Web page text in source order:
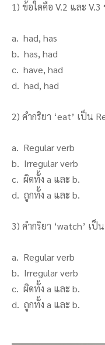
1) ข้อใดคือ V.2 และ V.3
a. had, has
b. has, had
c. have, had
d. had, had
2) คำกริยา ‘eat’ เป็น
a. Regular verb
b. Irregular verb
c. ผิดทั้ง a และ b.
d. ถูกทั้ง a และ b.
3) คำกริยา ‘watch’ เป็
a. Regular verb
b. Irregular verb
c. ผิดทั้ง a และ b.
d. ถูกทั้ง a และ b.